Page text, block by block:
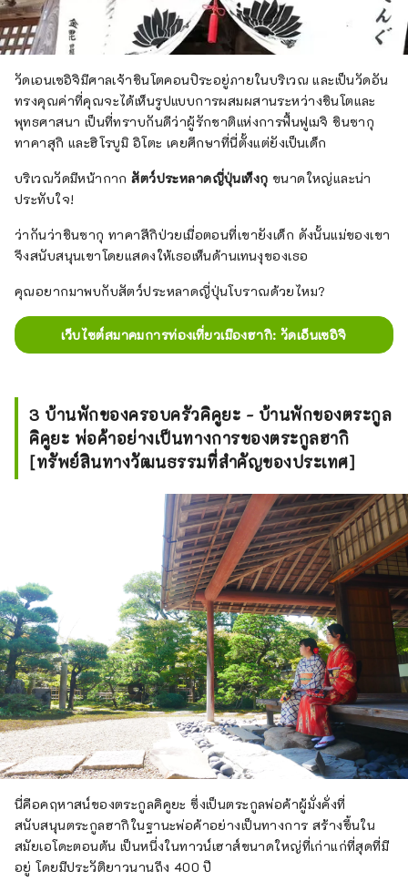
วัดเอนเซอิจิมีศาลเจ้าชินโตคอนปิระอยู่ภายในบริเวณ และเป็นวัดอัน
ทรงคุณค่าที่คุณจะได้เห็นรูปแบบการผสมผสานระหว่างชินโตและ
พุทธศาสนา เป็นที่ทราบกันดีว่าผู้รักชาติแห่งการฟื้นฟูเมจิ ชินซากุ
ทาคาสุกิ และฮิโรบูมิ อิโตะ เคยศึกษาที่นี่ตั้งแต่ยังเป็นเด็ก
บริเวณวัดมีหน้ากากสัตว์ประหลาดญี่ปุ่นเท็งกุ ขนาดใหญ่และน่า
ประทับใจ!
ว่ากันว่าชินซากุ ทาคาสึกิป่วยเมื่อตอนที่เขายังเด็ก ดังนั้นแม่ของเขา
จึงสนับสนุนเขาโดยแสดงให้เธอเห็นด้านเทนงุของเธอ
คุณอยากมาพบกับสัตว์ประหลาดญี่ปุ่นโบราณด้วยไหม?
เว็บไซต์สมาคมการท่องเที่ยวเมืองฮากิ: วัดเอ็นเซอิจิ
3 บ้านพักของครอบครัวคิคูยะ - บ้านพักของตระกูล
คิคูยะ พ่อค้าอย่างเป็นทางการของตระกูลฮากิ
[ทรัพย์สินทางวัฒนธรรมที่สำคัญของประเทศ]
นี่คือคฤหาสน์ของตระกูลคิคูยะ ซึ่งเป็นตระกูลพ่อค้าผู้มั่งคั่งที่
สนับสนุนตระกูลฮากิในฐานะพ่อค้าอย่างเป็นทางการ สร้างขึ้นใน
สมัยเอโดะตอนต้น เป็นหนึ่งในทาวน์เฮาส์ขนาดใหญ่ที่เก่าแก่ที่สุดที่มี
อยู่ โดยมีประวัติยาวนานถึง 400 ปี